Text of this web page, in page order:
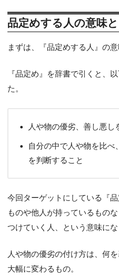
品定めする人の意味
まずは、『品定めする人』の
『品定め』を辞書で引くと、
た。
人や物の優劣、善し悪し
自分の中で人や物を比べ
を判断すること
今回ターゲットにしている『
ものや他人が持っているもの
つけていく人、という意味にな
人や物の優劣の付け方は、何
大幅に変わるもの。